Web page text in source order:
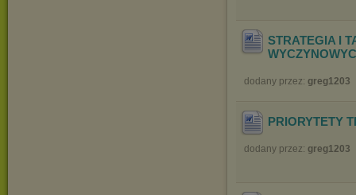
STRATEGIA I
dodany przez: greg1203
PRIORYTETY
dodany przez: greg1203